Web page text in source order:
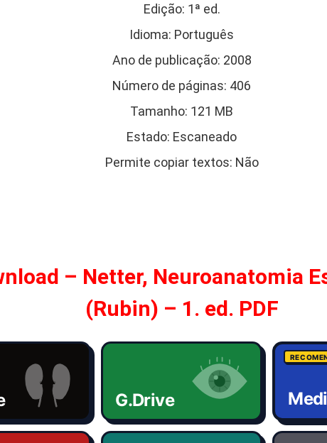
Edição: 1ª ed.
Idioma: Português
Ano de publicação: 2008
Número de páginas: 406
Tamanho: 121 MB
Estado: Escaneado
Permite copiar textos: Não
– Netter, Neuroanatomia
(Rubin) – 1. ed. PDF
G.Drive